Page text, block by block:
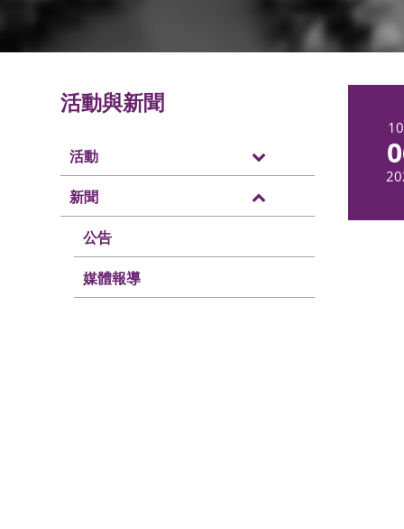
活動與新聞
活動
新聞
公告
媒體報導